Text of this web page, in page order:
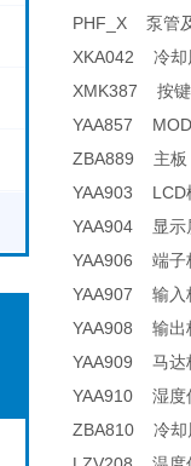
PHF_X 泵管
XKA042 冷却
XMK387 按
YAA857
ZBA889 主板
YAA903 LCD
YAA904 显示
YAA906 端
YAA907 输入
YAA908 输出
YAA909 马
YAA910 湿度
ZBA810 冷